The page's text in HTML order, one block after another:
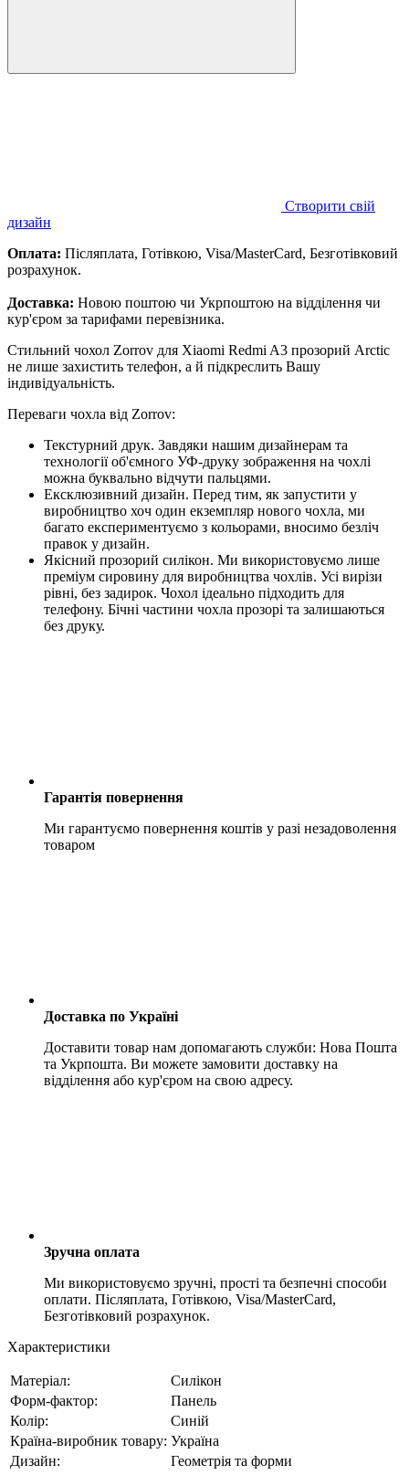
Створити свій
дизайн
Оплата: Післяплата, Готівкою, Visa/MasterCard, Безготівковий
розрахунок.
Доставка: Новою поштою чи Укрпоштою на відділення чи
кур'єром за тарифами перевізника.
Стильний чохол Zorrov для Xiaomi Redmi A3 прозорий Arctic
не лише захистить телефон, а й підкреслить Вашу
індивідуальність.
Переваги чохла від Zorrov:
Текстурний друк. Завдяки нашим дизайнерам та
технології об'ємного УФ-друку зображення на чохлі
можна буквально відчути пальцями.
Ексклюзивний дизайн. Перед тим, як запустити у
виробництво хоч один екземпляр нового чохла, ми
багато експериментуємо з кольорами, вносимо безліч
правок у дизайн.
Якісний прозорий силікон. Ми використовуємо лише
преміум сировину для виробництва чохлів. Усі вирізи
рівні, без задирок. Чохол ідеально підходить для
телефону. Бічні частини чохла прозорі та залишаються
без друку.
Гарантія повернення
Ми гарантуємо повернення коштів у разі незадоволення
товаром
Доставка по Україні
Доставити товар нам допомагають служби: Нова Пошта
та Укрпошта. Ви можете замовити доставку на
відділення або кур'єром на свою адресу.
Зручна оплата
Ми використовуємо зручні, прості та безпечні способи
оплати. Післяплата, Готівкою, Visa/MasterCard,
Безготівковий розрахунок.
Характеристики
Матеріал:
Силікон
Форм-фактор:
Панель
Колір:
Синій
Країна-виробник товару: Україна
Дизайн:
Геометрія та форми